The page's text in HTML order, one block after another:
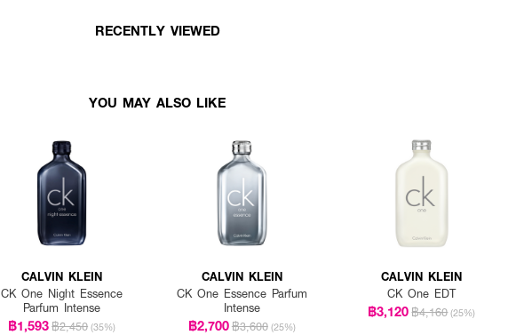
RECENTLY VIEWED
YOU MAY ALSO LIKE
CALVIN KLEIN
CK One Night Essence
Parfum Intense
฿1,593฿2,450 (35%)
CALVIN KLEIN
CK One Essence Parfum
Intense
฿2,700฿3,600 (25%)
CALVIN KLEIN
CK One EDT
฿3,120฿4,160 (25%)